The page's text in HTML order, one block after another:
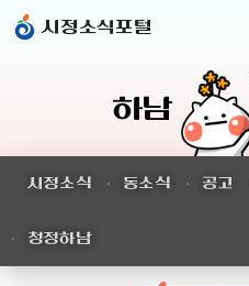
시정소식포털
하남
시정소식 동소식 공고
청정하남